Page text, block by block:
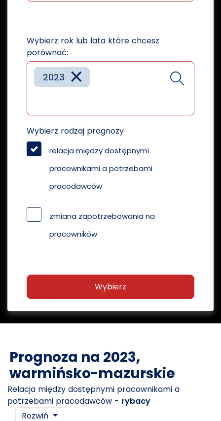
Wybierz rok lub lata które chcesz
porównać:
×
2023
Wybierz rodzaj prognozy
relacja między dostępnymi
pracownikami a potrzebami
pracodawców
zmiana zapotrzebowania na
pracowników
Wybierz
Prognoza na 2023,
warmińsko-mazurskie
Relacja między dostępnymi pracownikami a
potrzebami pracodawców - rybacy
Rozwiń